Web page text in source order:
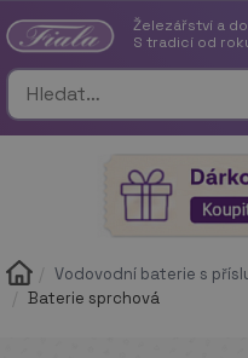
Železářství a
S tradicí od
Vodovodní baterie s
Baterie sprchová